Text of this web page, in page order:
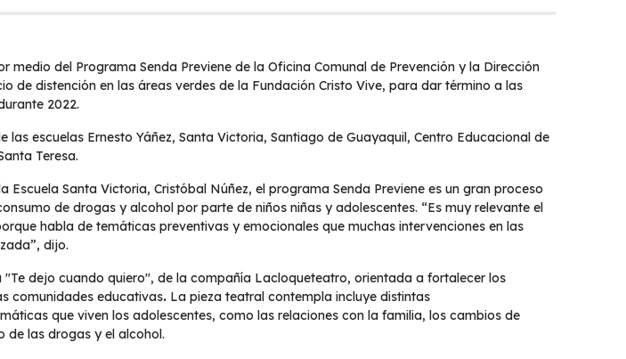
medio del Programa Senda Previene de la Oficina Comunal de Prevención y la Dirección
de distención en las áreas verdes de la Fundación Cristo Vive, para dar término a las
2022.
escuelas Ernesto Yáñez, Santa Victoria, Santiago de Guayaquil, Centro Educacional de
Teresa.
Escuela Santa Victoria, Cristóbal Núñez, el programa Senda Previene es un gran proceso
de drogas y alcohol por parte de niños niñas y adolescentes. “Es muy relevante el
habla de temáticas preventivas y emocionales que muchas intervenciones en las
dijo.
dejo cuando quiero", de la compañía Lacloqueteatro, orientada a fortalecer los
comunidades educativas.La pieza teatral contempla incluye distintas
que viven los adolescentes, como las relaciones con la familia, los cambios de
de las drogas y el alcohol.